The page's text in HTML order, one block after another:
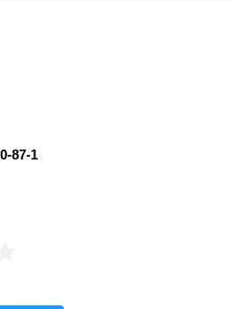
hindusă ce trăia în mijlocul
și britanice, Anita a crescut într-un
în care obiceiurile culturale și
în cap. După ani de încercări de
timp ce încerca să facă față
experiențe în apropierea morții –
singură se află în interiorul ei...
87-1